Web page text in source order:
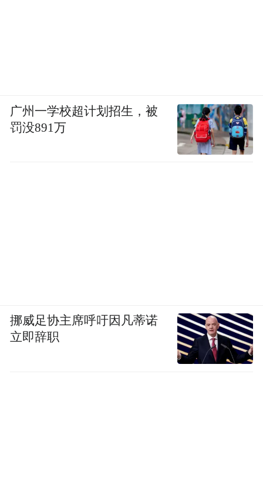
广州一学校超计划招生，被
罚没891万
挪威足协主席呼吁因凡蒂诺
立即辞职